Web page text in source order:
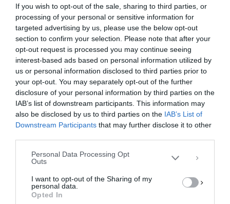
If you wish to opt-out of the sale, sharing to third parties, or
processing of your personal or sensitive information for
targeted advertising by us, please use the below opt-out
section to confirm your selection. Please note that after your
opt-out request is processed you may continue seeing
interest-based ads based on personal information utilized by
us or personal information disclosed to third parties prior to
your opt-out. You may separately opt-out of the further
disclosure of your personal information by third parties on the
IAB’s list of downstream participants. This information may
also be disclosed by us to third parties on the IAB’s List of
Downstream Participants that may further disclose it to other
Personal Data Processing Opt
Outs
I want to opt-out of the Sharing of my
personal data.
Opted In
Διαχείριση Συγκατάθεσης
Για να παρέχουμε την καλύτερη εμπειρία, χρησιμοποιούμε τεχνολογίες όπως
cookies για την αποθήκευση ή/και την πρόσβαση σε πληροφορίες συσκευών.
Η συγκατάθεση για τις εν λόγω τεχνολογίες θα μας επιτρέψει να
επεξεργαστούμε δεδομένα προσωπικού χαρακτήρα, όπως συμπεριφορά
συγκατάθεση ή η ανάκληση της συγκατάθεσης, μπορεί να επηρεάσει
αρνητικά ορισμένες λειτουργίες και δυνατότητες.